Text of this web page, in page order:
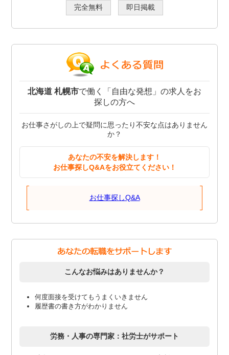
完全無料 即日掲載
北海道 札幌市で働く「自由な発想」の求人をお
探しの方へ
お仕事さがしの上で疑問に思ったり不安な点はありません
か？
あなたの不安を解決します！
お仕事探しQ&Aをお役立てください！
お仕事探しQ&A
こんなお悩みはありませんか？
何度面接を受けてもうまくいきません
履歴書の書き方がわかりません
労務・人事の専門家：社労士がサポート